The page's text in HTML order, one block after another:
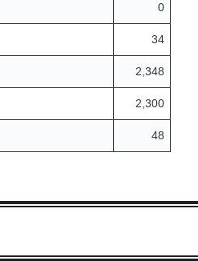
0
34
2,348
2,300
48